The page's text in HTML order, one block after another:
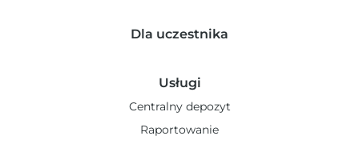
Dla uczestnika
Usługi
Centralny depozyt
Raportowanie